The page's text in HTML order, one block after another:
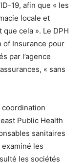
19, afin que « les
locale et
cela ». Le DPH
of Insurance pour
par l’agence
« sans
coordination
Public Health
sanitaires
les
les sociétés